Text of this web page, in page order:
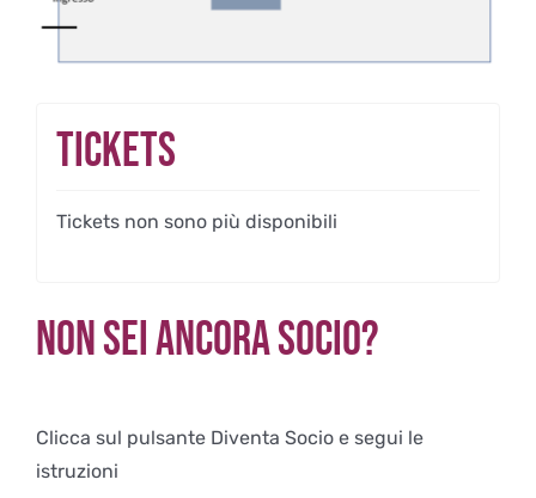
Tickets
Tickets non sono più disponibili
Non sei ancora Socio?
Clicca sul pulsante Diventa Socio e segui le
istruzioni